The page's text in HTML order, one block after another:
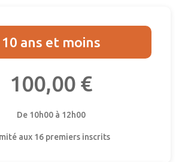
10 ans et moins
100,00 €
De 10h00 à 12h00
aux 16 premiers inscrits